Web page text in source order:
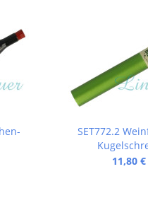
SET772.2
11,80